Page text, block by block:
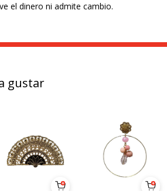
el dinero ni admite cambio.
gustar